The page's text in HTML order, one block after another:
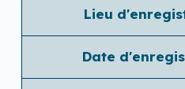
Lieu
Date